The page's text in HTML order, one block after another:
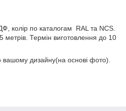
колір по каталогам RAL та NCS.
метрів. Термін виготовлення до 10
дизайну(на основі фото).